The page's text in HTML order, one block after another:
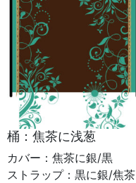
桶：焦茶に浅葱
カバー：焦茶に銀/黒
ストラップ：黒に銀/焦茶